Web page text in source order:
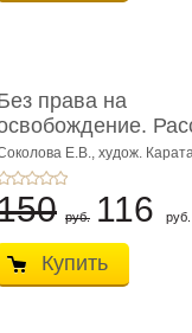
права на
Е.В., худож.
руб. 116 руб.
Купить